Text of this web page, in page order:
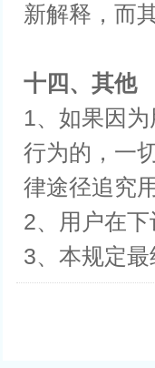
新解释，而
十四、其他
1、如果因
行为的，一
律途径追究
2、用户在
3、本规定